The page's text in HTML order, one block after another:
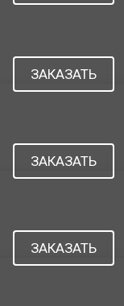
ЗАКАЗАТЬ
ЗАКАЗАТЬ
ЗАКАЗАТЬ